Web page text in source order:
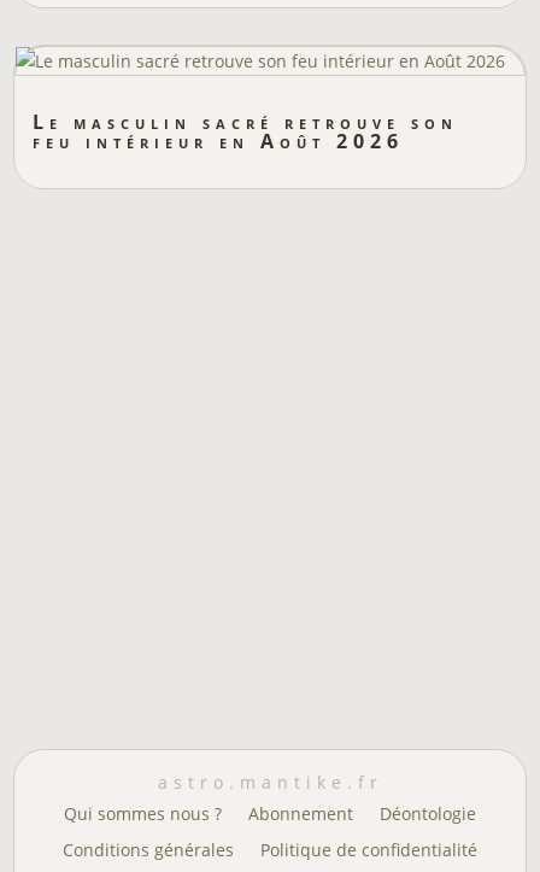
Le masculin sacré retrouve son
feu intérieur en Août 2026
astro.mantike.fr
Qui sommes nous ?
Abonnement
Déontologie
Conditions générales
Politique de confidentialité